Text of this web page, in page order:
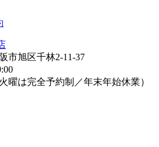
市旭区千林2-11-37
曜は完全予約制／年末年始休業）